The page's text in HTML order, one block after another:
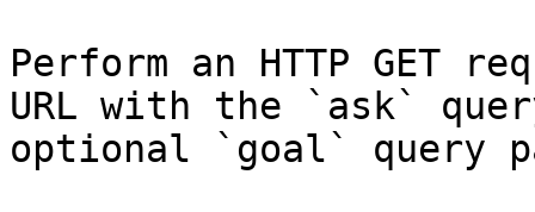
Perform an HTTP GET
URL with the `ask`
optional `goal` query